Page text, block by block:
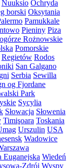
Nuuksio Ochryda
borski Oksytania
Pamukkale
Pieniny Piza
Rożnowskie
Pomorskie
Regietów Rodos
San Galgano
Serbia Sewilla
og Fjordane
Park
Sycylia
Słowacja Słowenia
Timişoara Toskania
Urszulin USA
Wadowice
Euganejska Wiedeń
Zdrój Wyspy